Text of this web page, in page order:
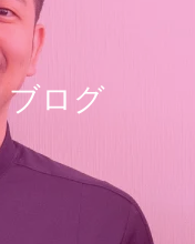
ブログ